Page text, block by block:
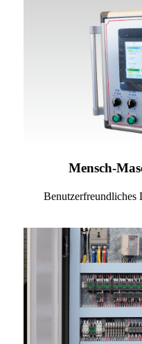
Mensch-
Benutzerfreundliches